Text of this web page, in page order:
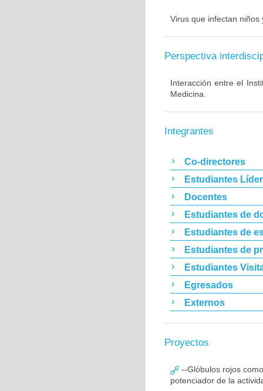
Virus que infectan
Perspectiva
Interacción entre el
Medicina.
Integrantes
Co-directores
Estudiantes
Docentes
Estudiantes de
Estudiantes de
Estudiantes de
Estudiantes
Egresados
Externos
Proyectos
--Glóbulos rojos
potenciador de la